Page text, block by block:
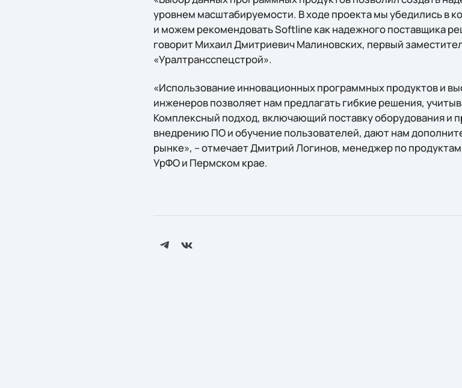
уровнем масштабируемости. В ходе проекта мы убедились в
и можем рекомендовать Softline как надежного поставщика
говорит Михаил Дмитриевич Малиновских, первый
«Уралтрансспецстрой».
«Использование инновационных программных продуктов и
инженеров позволяет нам предлагать гибкие решения,
Комплексный подход, включающий поставку оборудования и
внедрению ПО и обучение пользователей, дают нам
рынке», – отмечает Дмитрий Логинов, менеджер по
УрФО и Пермском крае.